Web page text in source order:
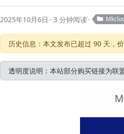
2025年10月6日 3 分钟阅读
历史信息：本文发布已超过 90 天，
透明度说明：本站部分购买链接为联